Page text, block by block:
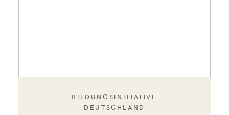
BILDUNGSINITIATIVE
DEUTSCHLAND